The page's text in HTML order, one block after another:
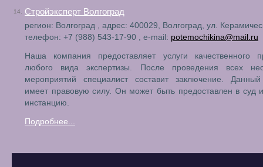
14. Стройэксперт Волгоград
регион: Волгоград , адрес: 400029, Волгоград, ул.
телефон: +7 (988) 543-17-90 , e-mail: potemochikina@mail.ru
Наша компания предоставляет услуги качественного
любого вида экспертизы. После проведения всех
мероприятий специалист составит заключение.
имеет правовую силу. Он может быть предоставлен в суд
инстанцию.
Подробнее...